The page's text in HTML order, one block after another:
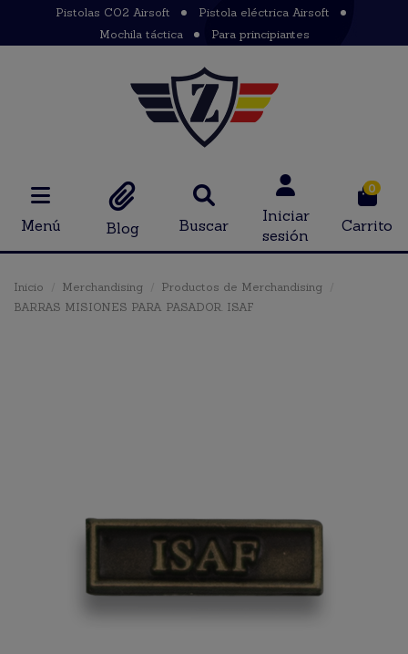
Pistolas CO2 Airsoft
Pistola eléctrica Airsoft
Mochila táctica
Para principiantes
Menú Blog Buscar
Iniciar
sesión
0
Carrito
Inicio Merchandising
Productos de Merchandising
BARRAS MISIONES PARA PASADOR. ISAF